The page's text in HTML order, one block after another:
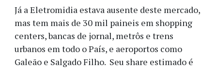
Já a Eletromidia estava ausente deste mercado,
mas tem mais de 30 mil paineis em shopping
centers, bancas de jornal, metrôs e trens
urbanos em todo o País, e aeroportos como
Galeão e Salgado Filho. Seu share estimado é